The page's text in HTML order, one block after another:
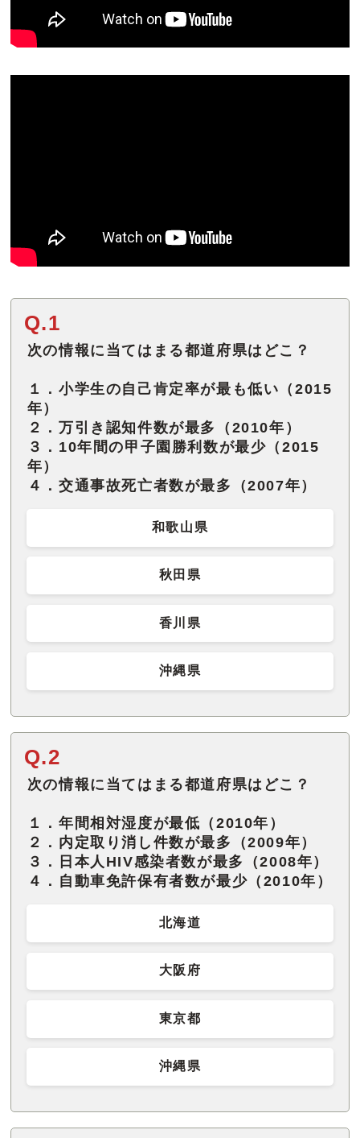
Q.1
次の情報に当てはまる都道府県はどこ？
１．小学生の自己肯定率が最も低い（2015
年）
２．万引き認知件数が最多（2010年）
３．10年間の甲子園勝利数が最少（2015
年）
４．交通事故死亡者数が最多（2007年）
和歌山県
秋田県
香川県
沖縄県
Q.2
次の情報に当てはまる都道府県はどこ？
１．年間相対湿度が最低（2010年）
２．内定取り消し件数が最多（2009年）
３．日本人HIV感染者数が最多（2008年）
４．自動車免許保有者数が最少（2010年）
北海道
大阪府
東京都
沖縄県